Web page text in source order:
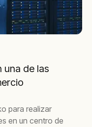
una de las
para realizar
en un centro de